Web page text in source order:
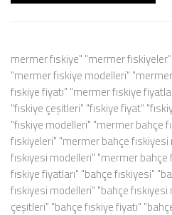
mermer fıskiye" "mermer
"mermer fıskiye modelleri"
fıskiye fiyatı" "mermer fıskiye
"fıskiye çeşitleri" "fıskiye fiyat"
"fıskiye modelleri" "mermer bahçe
fıskiyeleri" "mermer bahçe
fıskiyesi modelleri" "mermer bahçe
fıskiye fiyatları" "bahçe fıskiyesi"
fıskiyesi modelleri" "bahçe
çeşitleri" "bahçe fıskiye fiyatı"